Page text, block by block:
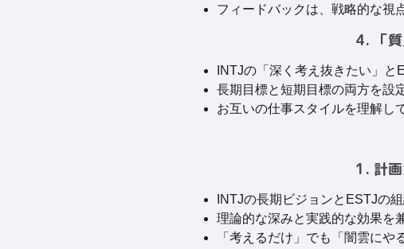
フィードバックは、戦略的な視
4. 「
INTJの「深く考え抜きたい」
長期目標と短期目標の両方を設
お互いの仕事スタイルを理解し
1. 計
INTJの長期ビジョンとESTJの
理論的な深みと実践的な効果を
「考えるだけ」でも「闇雲に